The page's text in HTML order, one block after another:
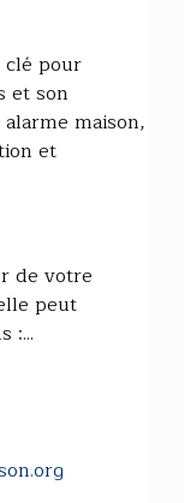
clé pour
et son
maison,
et
de votre
peut
:...